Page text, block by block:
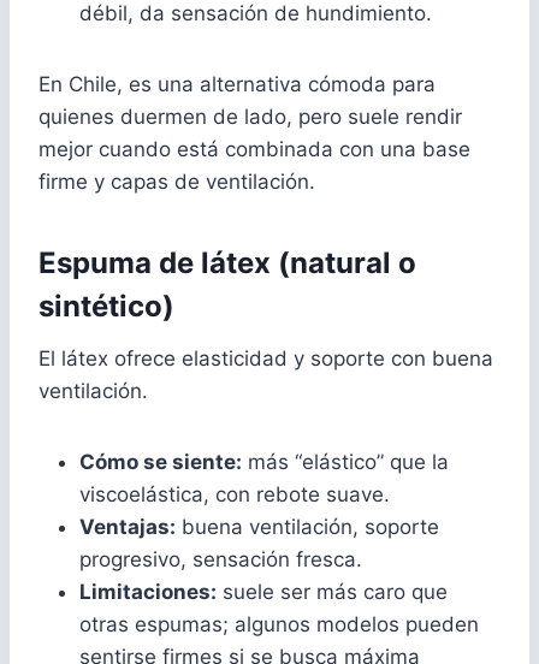
débil, da sensación de hundimiento.
En Chile, es una alternativa cómoda para
quienes duermen de lado, pero suele rendir
mejor cuando está combinada con una base
firme y capas de ventilación.
Espuma de látex (natural o
sintético)
El látex ofrece elasticidad y soporte con buena
ventilación.
Cómo se siente: más “elástico” que la
viscoelástica, con rebote suave.
Ventajas: buena ventilación, soporte
progresivo, sensación fresca.
Limitaciones: suele ser más caro que
otras espumas; algunos modelos pueden
sentirse firmes si se busca máxima